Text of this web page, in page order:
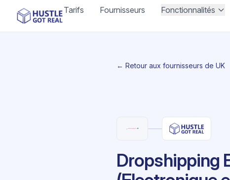
Tarifs Fournisseurs Fonctionnalités
← Retour aux fournisseurs de UK
Dropshipping